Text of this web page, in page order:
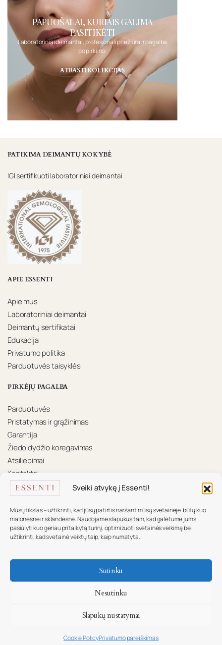
Sveiki atvykę į Essenti!
Mūsų tikslas – užtikrinti, kad jūsų patirtis naršant mūsų svetainėje būtų kuo
malonesnė ir sklandesnė. Naudojame slapukus tam, kad galėtume jums
pasiūlyti kuo geriau pritaikytą turinį, optimizuoti svetainės veikimą bei
užtikrinti, kad svetainė veiktų taip, kaip numatyta.
Sutinku
Nesutinku
Slapukų nustatymai
Cookie PolicyPrivatumo pareiškimas
PAPUOŠALAI, KURIAIS GALIMA
PASITIKĖTI
Laboratoriniai deimantai, profesionali priežiūra ir pagalba
po pirkimo.
ATRASTI KOLEKCIJAS
PATIKIMA DEIMANTŲ KOKYBĖ
IGI sertifikuoti laboratoriniai deimantai
APIE ESSENTI
Apie mus
Laboratoriniai deimantai
Deimantų sertifikatai
Edukacija
Privatumo politika
Parduotuvės taisyklės
PIRKĖJŲ PAGALBA
Parduotuvės
Pristatymas ir grąžinimas
Garantija
Žiedo dydžio koregavimas
Atsiliepimai
Kontaktai
KONTAKTAI
Mūsų komanda pasiruošusi padėti.
+370 617 16 585